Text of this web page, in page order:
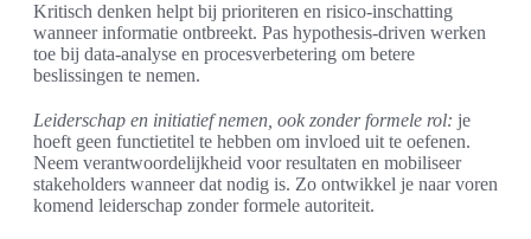
Kritisch denken helpt bij prioriteren en risico-inschatting
wanneer informatie ontbreekt. Pas hypothesis-driven werken
toe bij data-analyse en procesverbetering om betere
beslissingen te nemen.
Leiderschap en initiatief nemen, ook zonder formele rol: je
hoeft geen functietitel te hebben om invloed uit te oefenen.
Neem verantwoordelijkheid voor resultaten en mobiliseer
stakeholders wanneer dat nodig is. Zo ontwikkel je naar voren
komend leiderschap zonder formele autoriteit.